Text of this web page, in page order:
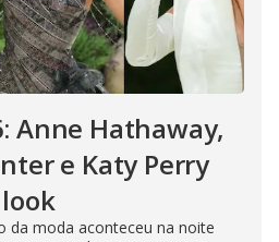
Anne Hathaway,
e Katy Perry
da moda aconteceu na noite